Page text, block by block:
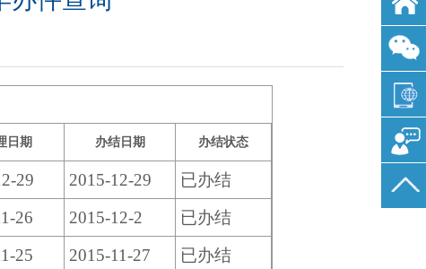
日期 办结日期 办结状态
29 2015-12-29
已办结
26 2015-12-2
已办结
25 2015-11-27
已办结